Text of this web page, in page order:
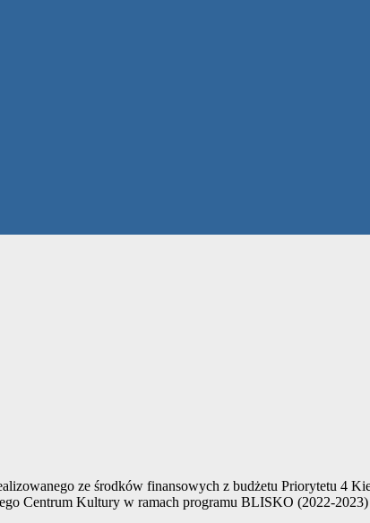
ze środków finansowych z budżetu Priorytetu 4
Centrum Kultury w ramach programu BLISKO (2022-